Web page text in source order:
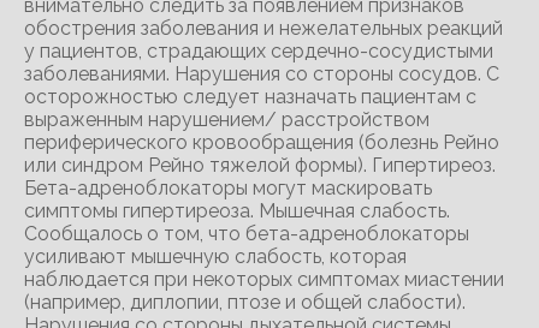
внимательно следить за появлением признаков
обострения заболевания и нежелательных реакций
у пациентов, страдающих сердечно-сосудистыми
заболеваниями. Нарушения со стороны сосудов. С
осторожностью следует назначать пациентам с
выраженным нарушением/ расстройством
периферического кровообращения (болезнь Рейно
или синдром Рейно тяжелой формы). Гипертиреоз.
Бета-адреноблокаторы могут маскировать
симптомы гипертиреоза. Мышечная слабость.
Сообщалось о том, что бета-адреноблокаторы
усиливают мышечную слабость, которая
наблюдается при некоторых симптомах миастении
(например, диплопии, птозе и общей слабости).